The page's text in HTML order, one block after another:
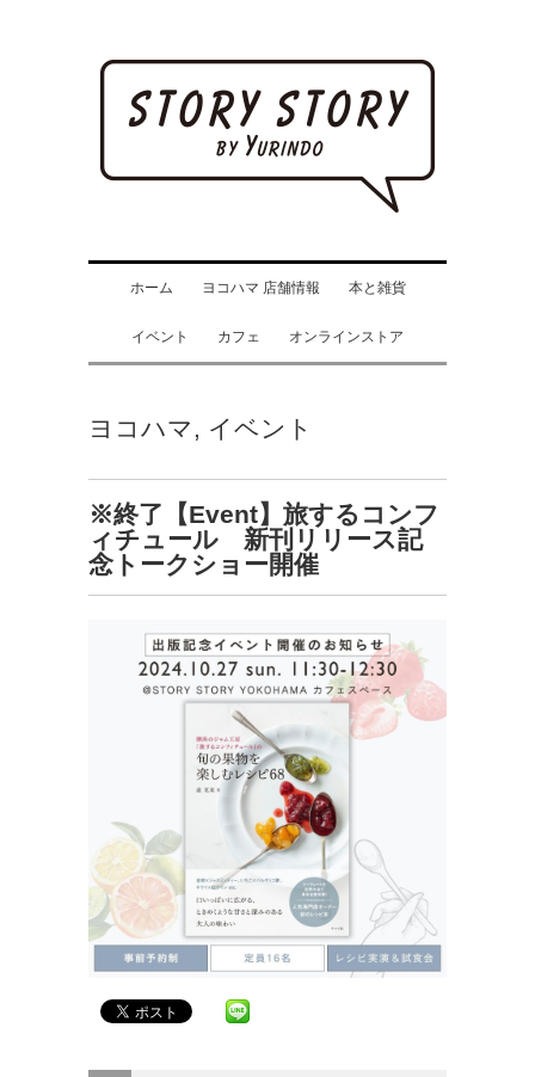
ホーム ヨコハマ 店舗情報 本と雑貨
イベント カフェ オンラインストア
ヨコハマ , イベント
※終了【Event】旅するコンフ
ィチュール 新刊リリース記
念トークショー開催